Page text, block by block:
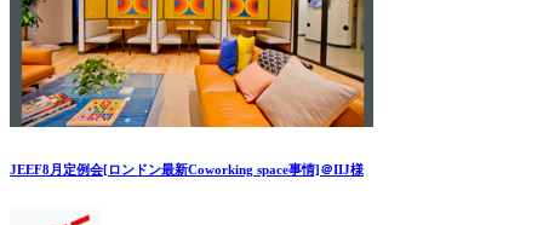
JEEF8月定例会[ロンドン最新Coworking space事情]＠IIJ様